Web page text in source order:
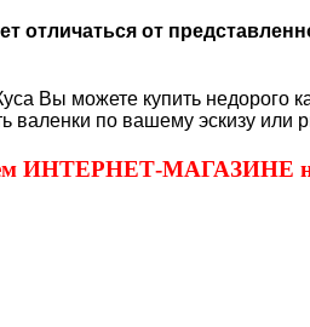
от
Вы можете купить
по вашему эскизу или
ИНТЕРНЕТ-МАГАЗИНЕ на